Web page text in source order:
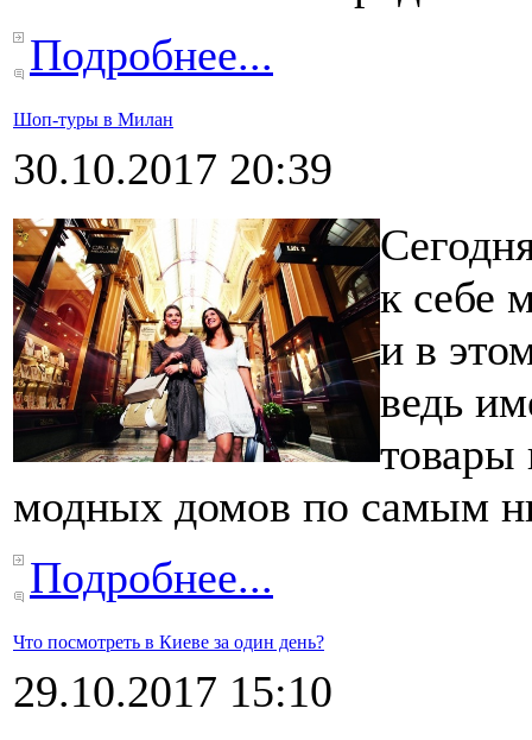
Подробнее...
Шоп-туры в Милан
30.10.2017 20:39
к себе
и в
ведь
товары
модных домов по самым
Подробнее...
Что посмотреть в Киеве за один день?
29.10.2017 15:10